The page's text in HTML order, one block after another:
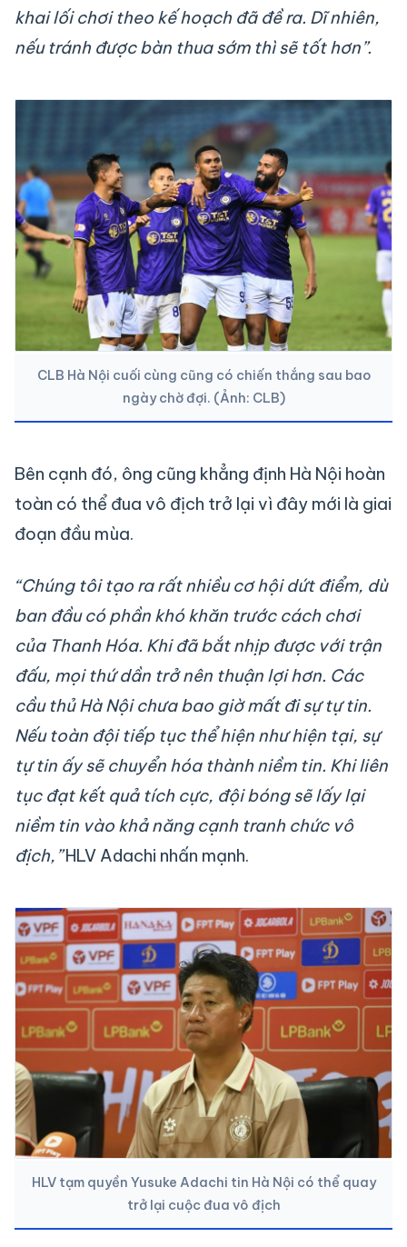
khai lối chơi theo kế hoạch đã đề ra. Dĩ nhiên,
nếu tránh được bàn thua sớm thì sẽ tốt hơn”.
CLB Hà Nội cuối cùng cũng có chiến thắng sau bao
ngày chờ đợi. (Ảnh: CLB)
Bên cạnh đó, ông cũng khẳng định Hà Nội hoàn
toàn có thể đua vô địch trở lại vì đây mới là giai
đoạn đầu mùa.
“Chúng tôi tạo ra rất nhiều cơ hội dứt điểm, dù
ban đầu có phần khó khăn trước cách chơi
của Thanh Hóa. Khi đã bắt nhịp được với trận
đấu, mọi thứ dần trở nên thuận lợi hơn. Các
cầu thủ Hà Nội chưa bao giờ mất đi sự tự tin.
Nếu toàn đội tiếp tục thể hiện như hiện tại, sự
tự tin ấy sẽ chuyển hóa thành niềm tin. Khi liên
tục đạt kết quả tích cực, đội bóng sẽ lấy lại
niềm tin vào khả năng cạnh tranh chức vô
địch,”HLV Adachi nhấn mạnh.
HLV tạm quyền Yusuke Adachi tin Hà Nội có thể quay
trở lại cuộc đua vô địch